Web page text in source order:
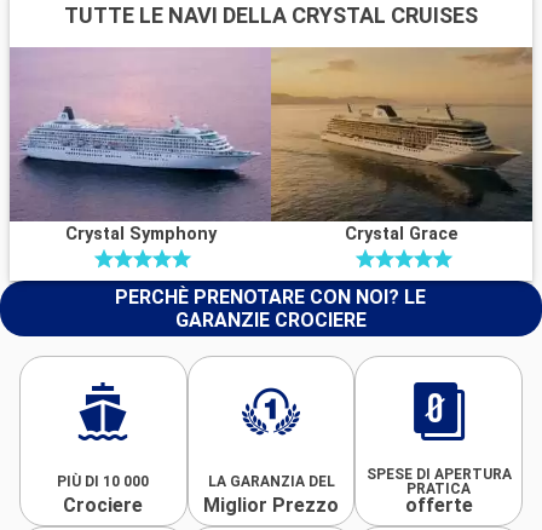
TUTTE LE NAVI DELLA CRYSTAL CRUISES
Crystal Symphony Crystal Grace
PERCHÈ PRENOTARE CON NOI? LE
GARANZIE CROCIERE
PIÙ DI 10 000
Crociere
LA GARANZIA DEL
Miglior Prezzo
SPESE DI APERTURA
PRATICA
offerte